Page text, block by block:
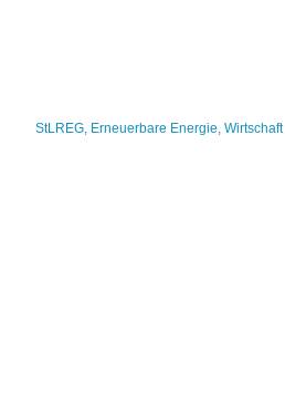
StLREG, Erneuerbare Energie,Wirtschaft